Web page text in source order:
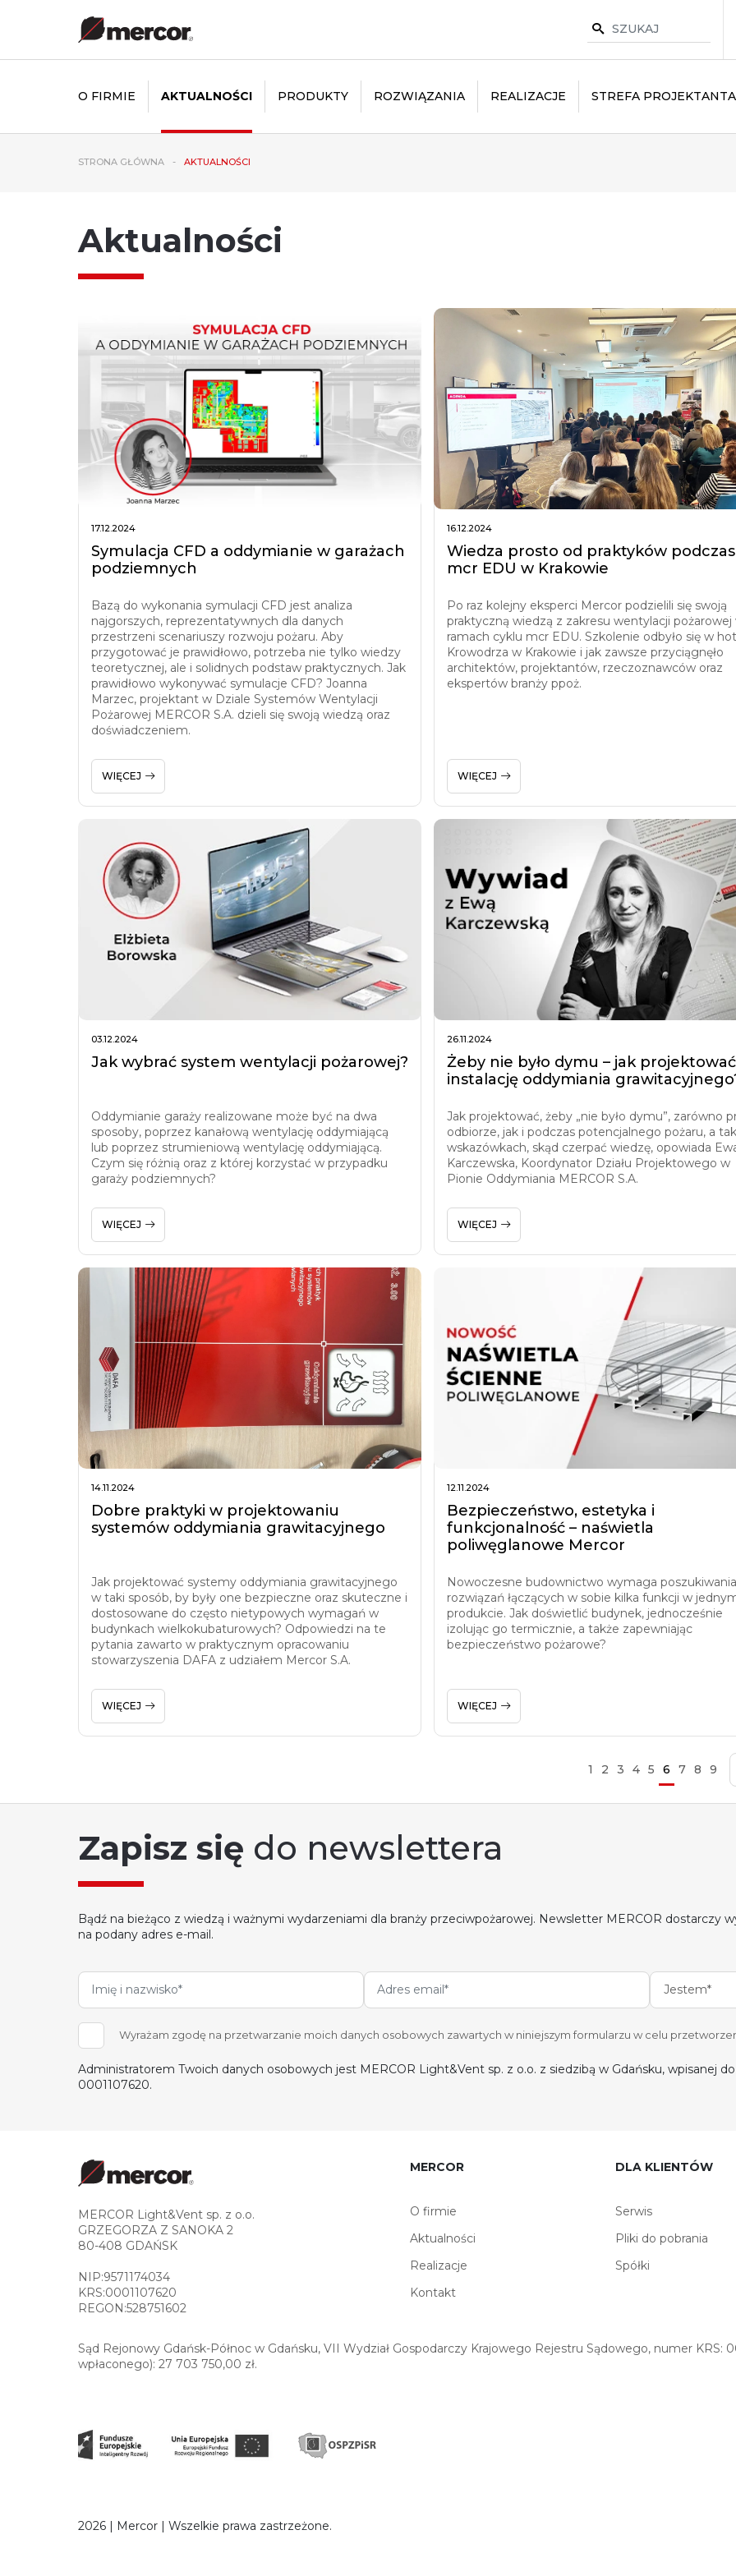
O FIRMIE AKTUALNOŚCI PRODUKTY ROZWIĄZANIA REALIZACJE STREFA PROJEKTANTA
STRONA GŁÓWNA AKTUALNOŚCI
Aktualności
17.12.2024
Symulacja CFD a oddymianie w garażach
podziemnych
Bazą do wykonania symulacji CFD jest analiza
najgorszych, reprezentatywnych dla danych
przestrzeni scenariuszy rozwoju pożaru. Aby
przygotować je prawidłowo, potrzeba nie tylko wiedzy
teoretycznej, ale i solidnych podstaw praktycznych. Jak
prawidłowo wykonywać symulacje CFD? Joanna
Marzec, projektant w Dziale Systemów Wentylacji
Pożarowej MERCOR S.A. dzieli się swoją wiedzą oraz
doświadczeniem.
WIĘCEJ
16.12.2024
Wiedza prosto od praktyków podczas
mcr EDU w Krakowie
Po raz kolejny eksperci Mercor podzielili się swoją
praktyczną wiedzą z zakresu wentylacji pożarowej
ramach cyklu mcr EDU. Szkolenie odbyło się w
Krowodrza w Krakowie i jak zawsze przyciągnęło
architektów, projektantów, rzeczoznawców oraz
ekspertów branży ppoż.
WIĘCEJ
03.12.2024
Jak wybrać system wentylacji pożarowej?
Oddymianie garaży realizowane może być na dwa
sposoby, poprzez kanałową wentylację oddymiającą
lub poprzez strumieniową wentylację oddymiającą.
Czym się różnią oraz z której korzystać w przypadku
garaży podziemnych?
WIĘCEJ
26.11.2024
Żeby nie było dymu – jak projektować
instalację oddymiania
Jak projektować, żeby „nie było dymu”, zarówno
odbiorze, jak i podczas potencjalnego pożaru, a
wskazówkach, skąd czerpać wiedzę, opowiada
Karczewska, Koordynator Działu Projektowego w
Pionie Oddymiania MERCOR S.A.
WIĘCEJ
14.11.2024
Dobre praktyki w projektowaniu
systemów oddymiania grawitacyjnego
Jak projektować systemy oddymiania grawitacyjnego
w taki sposób, by były one bezpieczne oraz skuteczne i
dostosowane do często nietypowych wymagań w
budynkach wielkokubaturowych? Odpowiedzi na te
pytania zawarto w praktycznym opracowaniu
stowarzyszenia DAFA z udziałem Mercor S.A.
WIĘCEJ
12.11.2024
Bezpieczeństwo, estetyka i
funkcjonalność – naświetla
poliwęglanowe Mercor
Nowoczesne budownictwo wymaga
rozwiązań łączących w sobie kilka funkcji w
produkcie. Jak doświetlić budynek, jednocześnie
izolując go termicznie, a także zapewniając
bezpieczeństwo pożarowe?
WIĘCEJ
1 2 3 4 5 6 7 8 9
Zapisz się do newslettera
Bądź na bieżąco z wiedzą i ważnymi wydarzeniami dla branży przeciwpożarowej. Newsletter MERCOR dostarczy
na podany adres e-mail.
Jestem*
Wyrażam zgodę na przetwarzanie moich danych osobowych zawartych w niniejszym formularzu w celu
Administratorem Twoich danych osobowych jest MERCOR Light&Vent sp. z o.o. z siedzibą w Gdańsku, wpisanej
0001107620.
MERCOR Light&Vent sp. z o.o.
GRZEGORZA Z SANOKA 2
80-408 GDAŃSK
NIP:9571174034
KRS:0001107620
REGON:528751602
MERCOR
O firmie
Aktualności
Realizacje
Kontakt
DLA KLIENTÓW
Serwis
Pliki do pobrania
Spółki
Sąd Rejonowy Gdańsk-Północ w Gdańsku, VII Wydział Gospodarczy Krajowego Rejestru Sądowego, numer KRS:
wpłaconego): 27 703 750,00 zł.
2026 | Mercor | Wszelkie prawa zastrzeżone.